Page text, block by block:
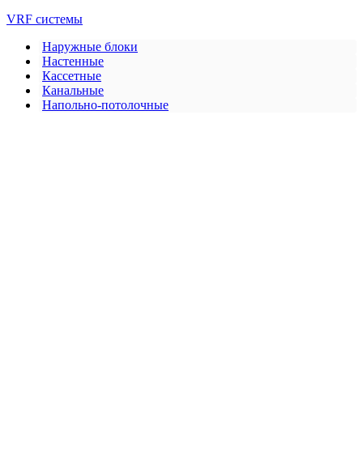
VRF системы
Наружные блоки
Настенные
Кассетные
Канальные
Напольно-потолочные